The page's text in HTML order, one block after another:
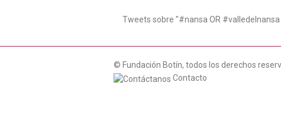
Tweets sobre "#nansa OR
© Fundación Botín, todos los derechos
Contacto